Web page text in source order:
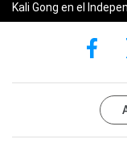
Kali Gong en el